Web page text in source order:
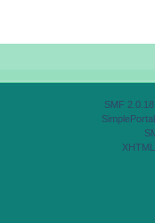
SMF 2.0.18
XHTML